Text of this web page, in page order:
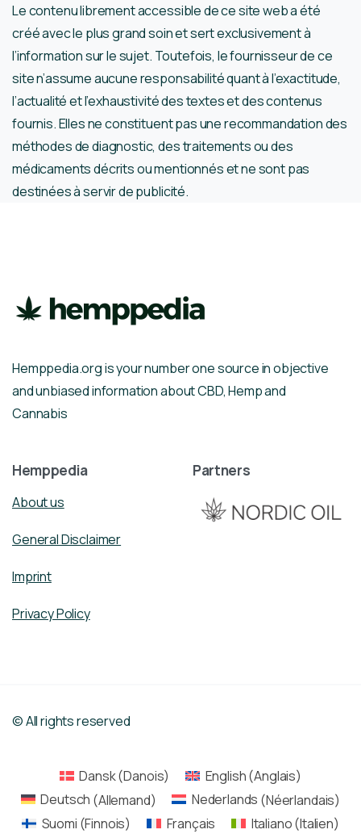
Le contenu librement accessible de ce site web a été
créé avec le plus grand soin et sert exclusivement à
l’information sur le sujet. Toutefois, le fournisseur de ce
site n’assume aucune responsabilité quant à l’exactitude,
l’actualité et l’exhaustivité des textes et des contenus
fournis. Elles ne constituent pas une recommandation des
méthodes de diagnostic, des traitements ou des
médicaments décrits ou mentionnés et ne sont pas
destinées à servir de publicité.
Hemppedia.org is your number one source in objective
and unbiased information about CBD, Hemp and
Cannabis
Hemppedia
About us
General Disclaimer
Imprint
Privacy Policy
Partners
© All rights reserved
Dansk(Danois) English(Anglais)
Deutsch (Allemand) Nederlands (Néerlandais)
Suomi (Finnois) Français Italiano(Italien)